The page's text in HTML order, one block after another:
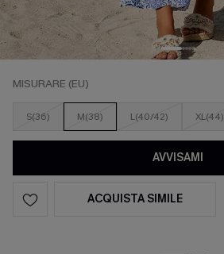
MISURARE (EU)
S(36) M(38) L(40/42) XL(44)
AVVISAMI
ACQUISTA SIMILE